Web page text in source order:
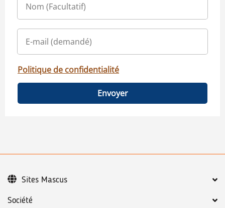
Politique de confidentialité
Envoyer
Société
Sites Mascus